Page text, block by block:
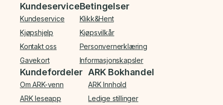
Bunnmeny
Kundeservice
Kundeservice
Kjøpshjelp
Kontakt oss
Gavekort
Betingelser
Klikk&Hent
Kjøpsvilkår
Personvernerklæring
Informasjonskapsler
Kundefordeler
Om ARK-venn
ARK leseapp
ARK Bokhandel
ARK Innhold
Ledige stillinger